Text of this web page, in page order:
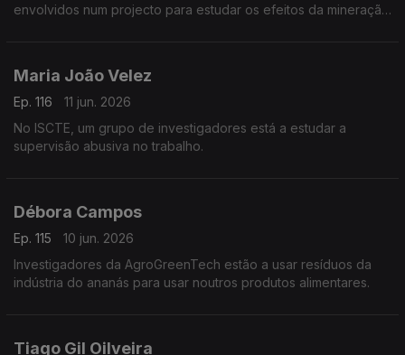
envolvidos num projecto para estudar os efeitos da mineração
Maria João Velez
Ep. 116
11 jun. 2026
No ISCTE, um grupo de investigadores está a estudar a
supervisão abusiva no trabalho.
Débora Campos
Ep. 115
10 jun. 2026
Investigadores da AgroGreenTech estão a usar resíduos da
indústria do ananás para usar noutros produtos alimentares.
Tiago Gil Oilveira